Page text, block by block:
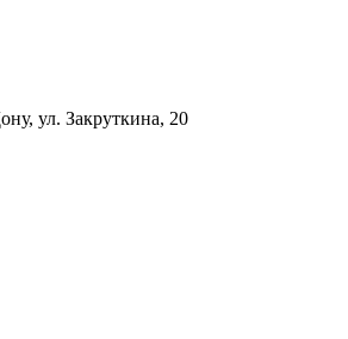
ул. Закруткина, 20